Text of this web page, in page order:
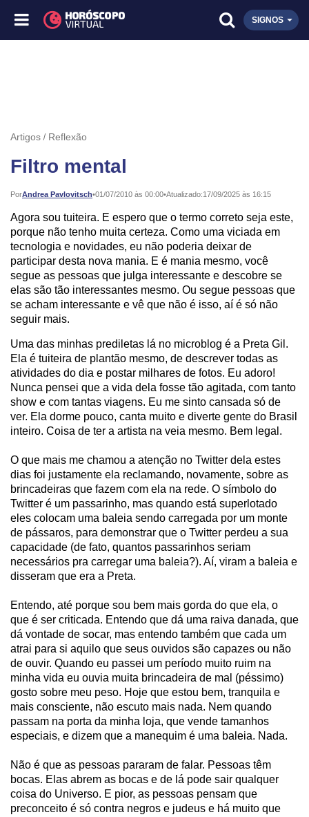
SIGNOS
Artigos Reflexão
Filtro mental
PorAndrea Pavlovitsch•
Publicado: 01/07/2010 às 00:00•Atualizado:17/09/2025 às 16:15
Agora sou tuiteira. E espero que o termo correto seja este,
porque não tenho muita certeza. Como uma viciada em
tecnologia e novidades, eu não poderia deixar de
participar desta nova mania. E é mania mesmo, você
segue as pessoas que julga interessante e descobre se
elas são tão interessantes mesmo. Ou segue pessoas que
se acham interessante e vê que não é isso, aí é só não
seguir mais.
Uma das minhas prediletas lá no microblog é a Preta Gil.
Ela é tuiteira de plantão mesmo, de descrever todas as
atividades do dia e postar milhares de fotos. Eu adoro!
Nunca pensei que a vida dela fosse tão agitada, com tanto
show e com tantas viagens. Eu me sinto cansada só de
ver. Ela dorme pouco, canta muito e diverte gente do Brasil
inteiro. Coisa de ter a artista na veia mesmo. Bem legal.
O que mais me chamou a atenção no Twitter dela estes
dias foi justamente ela reclamando, novamente, sobre as
brincadeiras que fazem com ela na rede. O símbolo do
Twitter é um passarinho, mas quando está superlotado
eles colocam uma baleia sendo carregada por um monte
de pássaros, para demonstrar que o Twitter perdeu a sua
capacidade (de fato, quantos passarinhos seriam
necessários pra carregar uma baleia?). Aí, viram a baleia e
disseram que era a Preta.
Entendo, até porque sou bem mais gorda do que ela, o
que é ser criticada. Entendo que dá uma raiva danada, que
dá vontade de socar, mas entendo também que cada um
atrai para si aquilo que seus ouvidos são capazes ou não
de ouvir. Quando eu passei um período muito ruim na
minha vida eu ouvia muita brincadeira de mal (péssimo)
gosto sobre meu peso. Hoje que estou bem, tranquila e
mais consciente, não escuto mais nada. Nem quando
passam na porta da minha loja, que vende tamanhos
especiais, e dizem que a manequim é uma baleia. Nada.
Não é que as pessoas pararam de falar. Pessoas têm
bocas. Elas abrem as bocas e de lá pode sair qualquer
coisa do Universo. E pior, as pessoas pensam que
preconceito é só contra negros e judeus e há muito que